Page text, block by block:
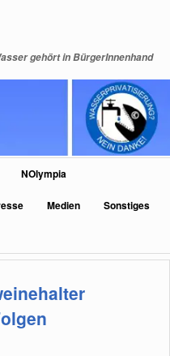
gehört in BürgerInnenhand
NOlympia
Medien Sonstiges